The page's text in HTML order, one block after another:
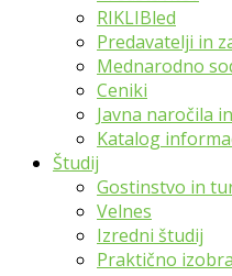
RIKLIBled
Predavatelji in
Mednarodno
Ceniki
Javna naročila
Katalog
Študij
Gostinstvo in
Velnes
Izredni študij
Praktično